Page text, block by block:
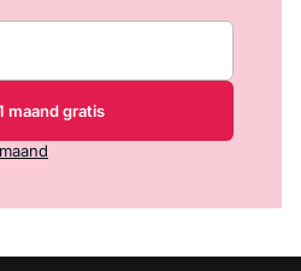
maand gratis